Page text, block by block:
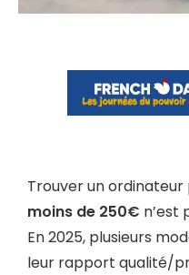
Trouver un
moins de 250€ n’est
En 2025, plusieurs
leur rapport qualité/